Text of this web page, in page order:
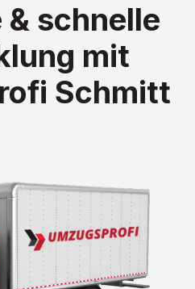
schnelle
mit
Schmitt